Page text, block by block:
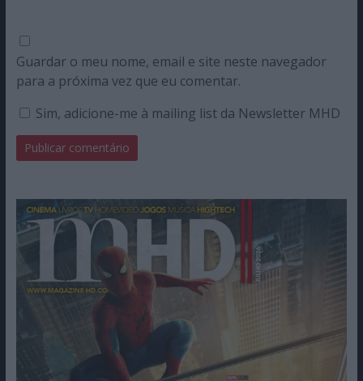
Guardar o meu nome, email e site neste navegador
para a próxima vez que eu comentar.
Sim, adicione-me à mailing list da Newsletter MHD